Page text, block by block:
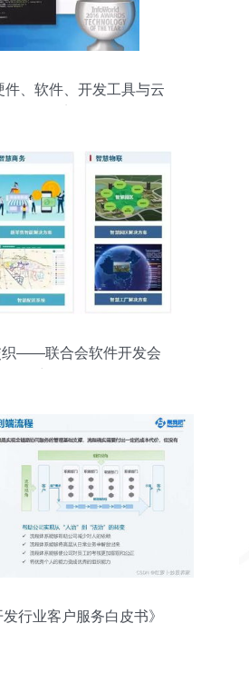
件、软件、开发工具与云
织——联合会软件开发会
发行业客户服务白皮书》